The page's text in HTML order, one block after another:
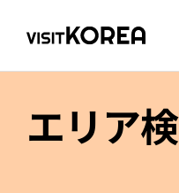
エリア